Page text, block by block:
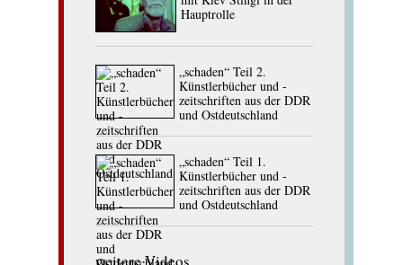
Hauptrolle
„schaden“ Teil 2.
Künstlerbücher und -
zeitschriften aus der DDR
und Ostdeutschland
„schaden“ Teil 1.
Künstlerbücher und -
zeitschriften aus der DDR
und Ostdeutschland
weitere Videos ...